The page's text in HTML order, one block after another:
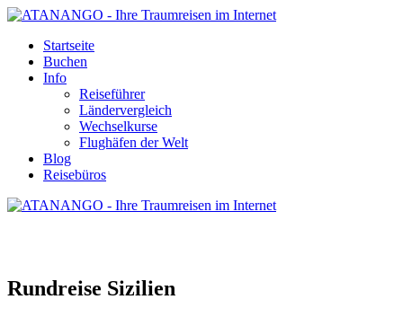
Startseite
Buchen
Info
Reiseführer
Ländervergleich
Wechselkurse
Flughäfen der Welt
Blog
Reisebüros
Rundreise Sizilien